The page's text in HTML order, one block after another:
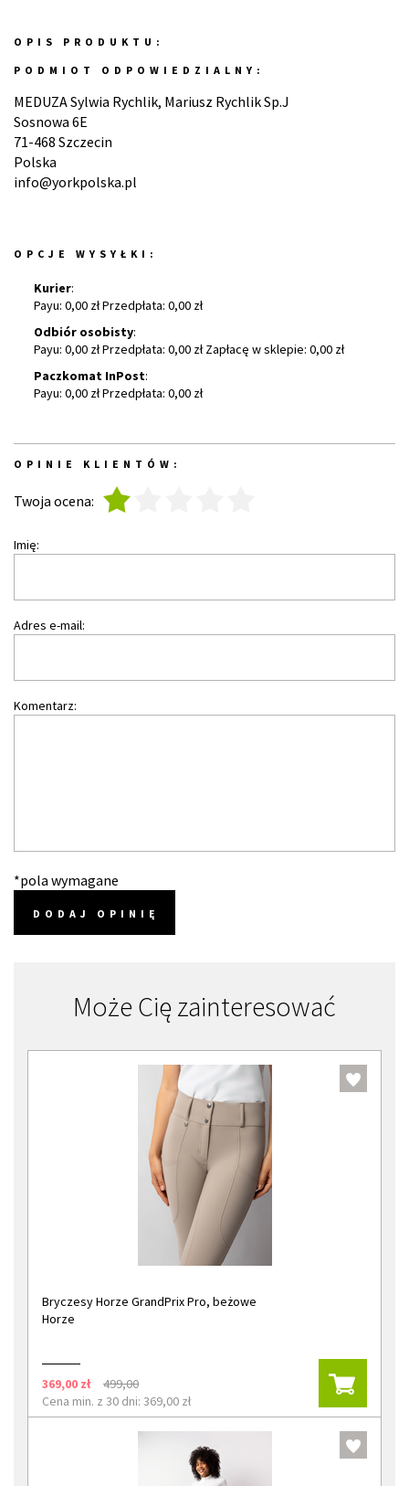
OPIS PRODUKTU:
PODMIOT ODPOWIEDZIALNY:
MEDUZA Sylwia Rychlik, Mariusz Rychlik Sp.J
Sosnowa 6E
71-468 Szczecin
Polska
info@yorkpolska.pl
OPCJE WYSYŁKI:
Kurier:
Payu: 0,00 zł Przedpłata: 0,00 zł
Odbiór osobisty:
Payu: 0,00 zł Przedpłata: 0,00 zł Zapłacę w sklepie: 0,00 zł
Paczkomat InPost:
Payu: 0,00 zł Przedpłata: 0,00 zł
OPINIE KLIENTÓW:
Twoja ocena:
Imię:
Adres e-mail:
Komentarz:
*pola wymagane
DODAJ OPINIĘ
Może Cię zainteresować
Bryczesy Horze GrandPrix Pro, beżowe
Horze
369,00 zł
499,00
Cena min. z 30 dni: 369,00 zł